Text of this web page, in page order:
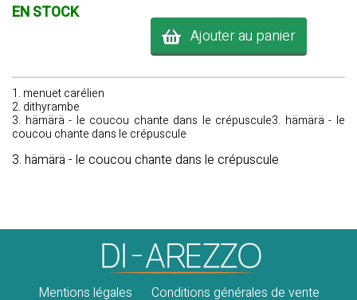
EN STOCK
Ajouter au panier
1. menuet carélien
2. dithyrambe
3. hämärä - le coucou chante dans le crépuscule3. hämärä - le
coucou chante dans le crépuscule
3. hämärä - le coucou chante dans le crépuscule
Mentions légales Conditions générales de vente